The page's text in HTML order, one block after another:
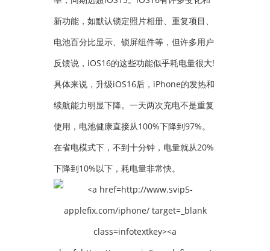
新功能，如默认锁定照片相册、重复项目、
电池百分比显示、锁屏组件等，但许多用户
反馈说，iOS16的这些功能似乎耗电量很大!
具体来说，升级iOS16后，iPhone的发热和
续航能力明显下降。一天两次充电不是重复
使用，电池健康直接从100%下降到97%。
在省电模式下，不到十分钟，电量就从20%
下降到10%以下，耗电量非常快。